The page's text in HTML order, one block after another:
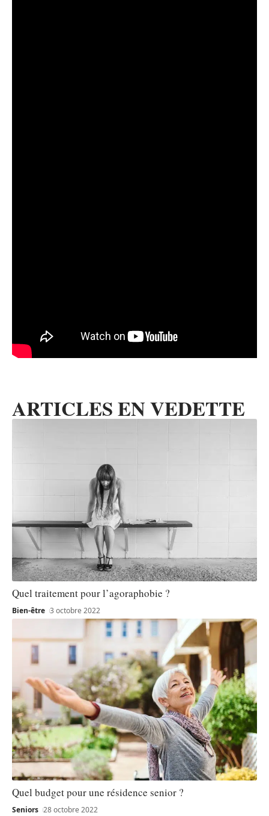
ARTICLES EN VEDETTE
Quel traitement pour l’agoraphobie ?
Bien-être 3 octobre 2022
Quel budget pour une résidence senior ?
Seniors 28 octobre 2022